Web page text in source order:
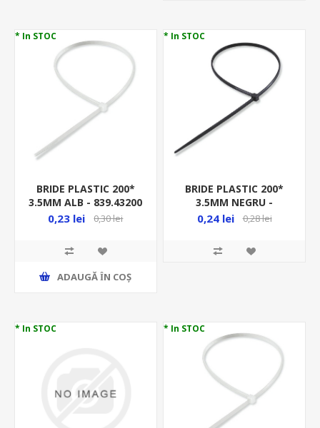
* In STOC
BRIDE PLASTIC 200*
3.5MM ALB - 839.43200
0,23 lei 0,30 lei
ADAUGĂ ȊN COŞ
* In STOC
BRIDE PLASTIC 200*
3.5MM NEGRU -
839.53200
0,24 lei 0,28 lei
* In STOC * In STOC